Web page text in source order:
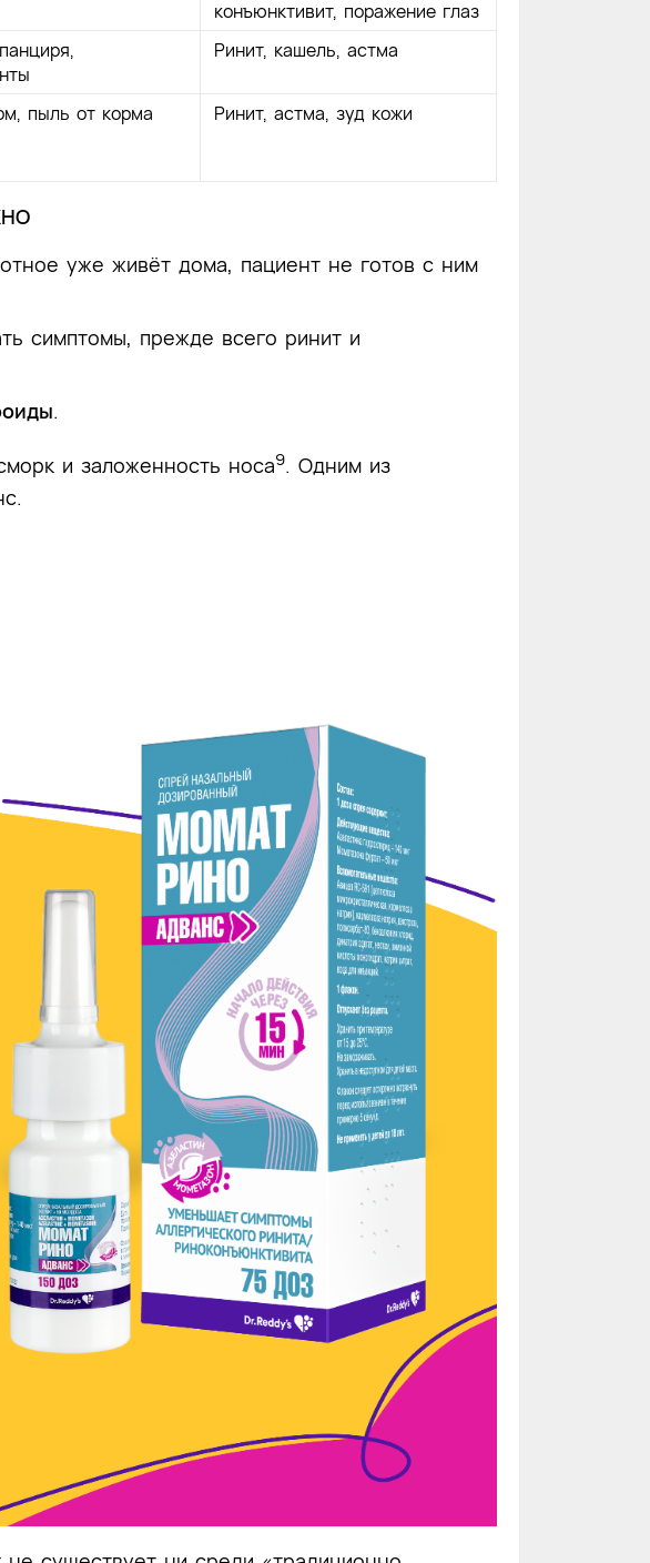
конъюнктивит, поражение глаз
Ринит, кашель, астма
пыль от корма Ринит, астма, зуд кожи
уже живёт дома, пациент не готов с ним
симптомы, прежде всего ринит и
.
и заложенность носа9. Одним из